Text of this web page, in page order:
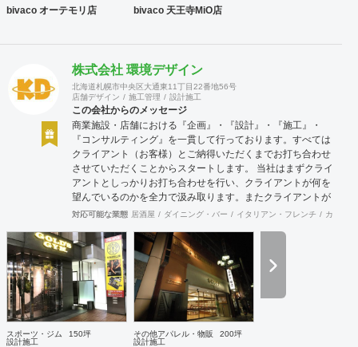
bivaco オーテモリ店 bivaco 天王寺MiO店
株式会社 環境デザイン
北海道札幌市中央区大通東11丁目22番地56号
店舗デザイン
施工管理 設計施工
この会社からのメッセージ
商業施設・店舗における『企画』・『設計』・『施工』・
『コンサルティング』を一貫して行っております。すべては
クライアント（お客様）とご納得いただくまでお打ち合わせ
させていただくことからスタートします。 当社はまずクライ
アントとしっかりお打ち合わせを行い、クライアントが何を
望んでいるのかを全力で汲み取ります。またクライアントが
思い描いていることをどのように表現していいのかお困りの
培ってきた当社ならではのノウハウでご提案いたします。
対応可能な業態 居酒屋 ダイニング・バー イタリアン・フレンチ カフェ
スポーツ・ジム
150坪
設計施工
その他アパレル・物販
200坪
設計施工